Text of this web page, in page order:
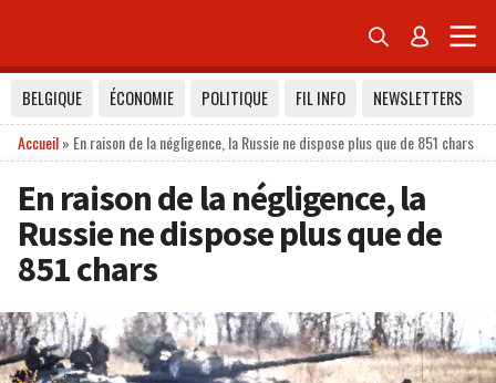
 
BELGIQUE ÉCONOMIE POLITIQUE FIL INFO
NEWSLETTERS
Accueil» En raison de la négligence, la Russie ne dispose plus que de 851 chars
En raison de la négligence, la
Russie ne dispose plus que de
851 chars